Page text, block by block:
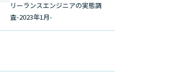
リーランスエンジニアの実態調
査-2023年1月-